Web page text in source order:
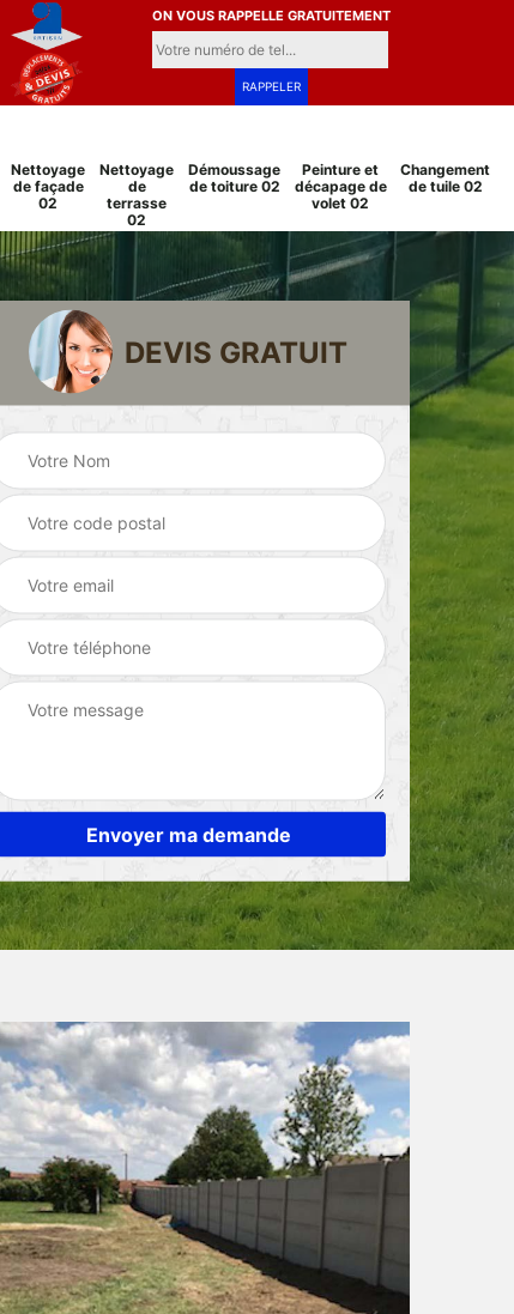
ON VOUS RAPPELLE GRATUITEMENT
Nettoyage
de façade
02
Nettoyage
de
terrasse
02
Démoussage
de toiture 02
Peinture et
décapage de
volet 02
Changement
de tuile 02
Peinture sur tuile
Pose et
changement
grillage et clôture
02
DEVIS GRATUIT